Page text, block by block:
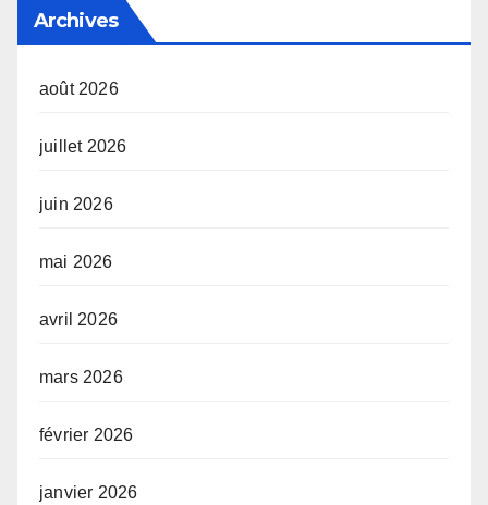
Archives
août 2026
juillet 2026
juin 2026
mai 2026
avril 2026
mars 2026
février 2026
janvier 2026